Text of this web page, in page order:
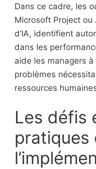
Dans ce cadre, les
Microsoft Project ou
d’IA, identifient
dans les
aide les managers
problèmes
ressources
Les défis
pratiques